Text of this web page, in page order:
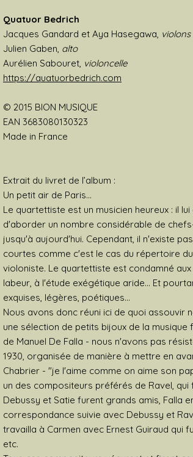
Quatuor Bedrich
Jacques Gandard et Aya Hasegawa, violons
Julien Gaben, alto
Aurélien Sabouret, violoncelle
https://quatuorbedrich.com
© 2015 BION MUSIQUE
EAN 3683080130323
Made in France
Extrait du livret de l’album :
Un petit air de Paris...
Le quartettiste est un musicien heureux : il
d'aborder un nombre considérable de
jusqu'à aujourd'hui. Cependant, il n'existe
courtes comme c'est le cas du répertoire
violoniste. Le quartettiste est condamné
labeur, à l'étude exégétique aride... Et
exquises, légères, poétiques...
Nous avons donc réuni ici de quoi assouvir
une sélection de petits bijoux de la
de Manuel De Falla - nous n'avons pas
1930, organisée de manière à mettre en
Chabrier - "je l'aime comme on aime son
un des compositeurs préférés de Ravel, qui
Debussy et Satie furent grands amis, Falla
correspondance suivie avec Debussy et
travailla à Carmen avec Ernest Guiraud qui
etc.